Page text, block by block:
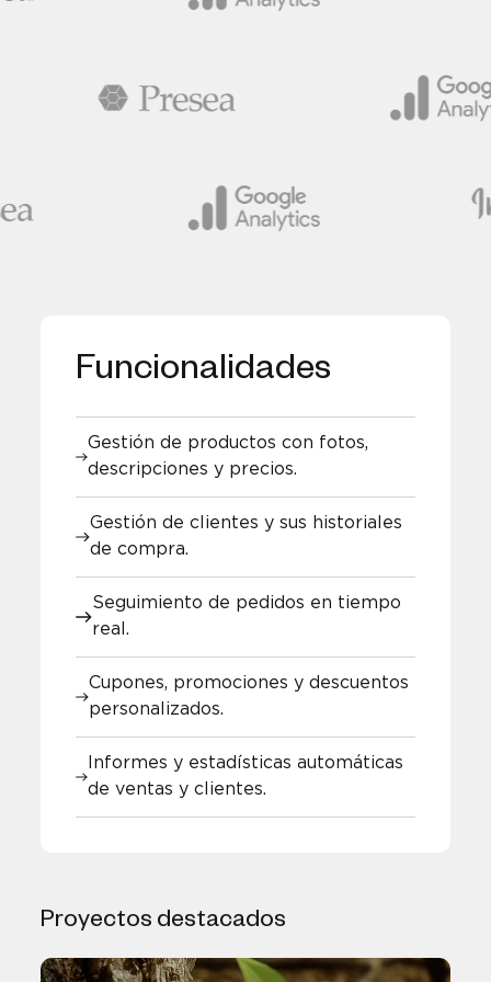
Funcionalidades
Gestión de productos con fotos,
descripciones y precios.
Gestión de clientes y sus historiales
de compra.
Seguimiento de pedidos en tiempo
real.
Cupones, promociones y descuentos
personalizados.
Informes y estadísticas automáticas
de ventas y clientes.
Proyectos destacados